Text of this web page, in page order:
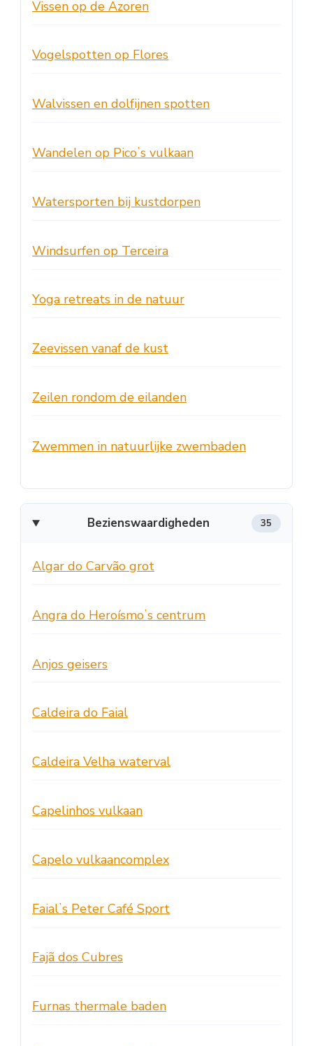
Vissen op de Azoren
Vogelspotten op Flores
Walvissen en dolfijnen spotten
Wandelen op Picoʼs vulkaan
Watersporten bij kustdorpen
Windsurfen op Terceira
Yoga retreats in de natuur
Zeevissen vanaf de kust
Zeilen rondom de eilanden
Zwemmen in natuurlijke zwembaden
Bezienswaardigheden 35
Algar do Carvão grot
Angra do Heroísmoʼs centrum
Anjos geisers
Caldeira do Faial
Caldeira Velha waterval
Capelinhos vulkaan
Capelo vulkaancomplex
Faialʼs Peter Café Sport
Fajã dos Cubres
Furnas thermale baden